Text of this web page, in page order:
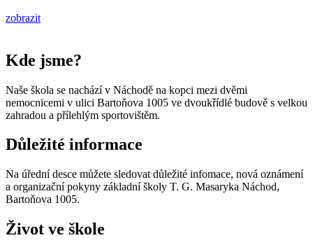
zobrazit
Kde jsme?
Naše škola se nachází v Náchodě na kopci mezi dvěmi
nemocnicemi v ulici Bartoňova 1005 ve dvoukřídlé budově s velkou
zahradou a přílehlým sportovištěm.
Důležité informace
Na úřední desce můžete sledovat důležité infomace, nová oznámení
a organizační pokyny základní školy T. G. Masaryka Náchod,
Bartoňova 1005.
Život ve škole